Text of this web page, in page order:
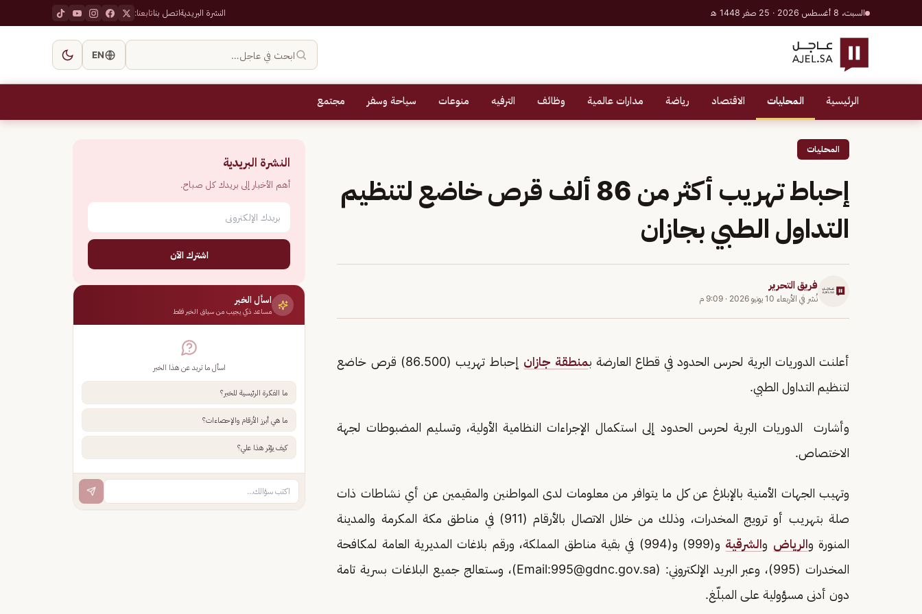
السبت، 8 أغسطس 2026 · 25 صفر 1448 هـ النشرة البريديةاتصل بناتابعنا:
ابحث في عاجل… EN
الرئيسية المحليات الاقتصاد رياضة مدارات عالمية وظائف الترفيه منوعات سياحة وسفر مجتمع
المحليات
إحباط تهريب أكثر من 86 ألف قرص خاضع لتنظيم
التداول الطبي بجازان
فريق التحرير
نُشر في الأربعاء 10 يونيو 2026 · 9:09 م
أعلنت الدوريات البرية لحرس الحدود في قطاع العارضة بمنطقة جازان
إحباط تهريب (86.500) قرص خاضع
لتنظيم التداول الطبي.
وأشارت الدوريات البرية لحرس الحدود إلى استكمال الإجراءات النظامية الأولية، وتسليم المضبوطات لجهة
الاختصاص.
وتهيب الجهات الأمنية بالإبلاغ عن كل ما يتوافر من معلومات لدى المواطنين والمقيمين عن أي نشاطات ذات
صلة بتهريب أو ترويج المخدرات، وذلك من خلال الاتصال بالأرقام (911) في مناطق مكة المكرمة والمدينة
المنورة والرياض والشرقية
و(999) و(994) في بقية مناطق المملكة، ورقم بلاغات المديرية العامة لمكافحة
المخدرات (995)، وعبر البريد الإلكتروني: (Email:
995@gdnc.gov.sa
)، وستعالج جميع البلاغات بسرية تامة
دون أدنى مسؤولية على المبلّغ.
النشرة البريدية
أهم الأخبار إلى بريدك كل صباح.
اشترك الآن
اسأل الخبر
مساعد ذكي يجيب من سياق الخبر فقط
اسأل ما تريد عن هذا الخبر
ما الفكرة الرئيسية للخبر؟
ما هي أبرز الأرقام والإحصاءات؟
كيف يؤثر هذا علي؟